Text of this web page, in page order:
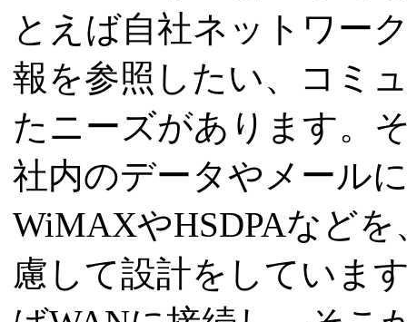
とえば自社ネットワー
報を参照したい、コミ
たニーズがあります。
社内のデータやメール
WiMAXやHSDPAなど
慮して設計をしていま